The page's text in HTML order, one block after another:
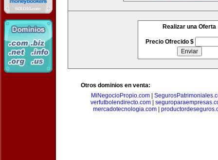
Realizar una Oferta
Precio Ofrecido $
Otros dominios en venta:
MiNegocioPropio.com|
verfutbolendirecto.com|
mercadotecnologia.com|